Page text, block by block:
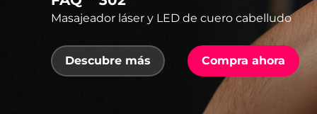
Masajeador láser y LED de cuero cabelludo
Descubre más Compra ahora